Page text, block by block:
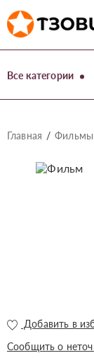
Все категории
Главная
Добавить в
Сообщить о